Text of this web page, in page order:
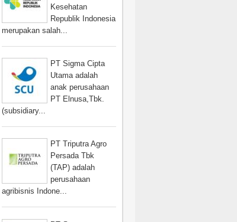
Kesehatan
Republik Indonesia
merupakan salah...
PT Sigma Cipta
Utama adalah
anak perusahaan
PT Elnusa,Tbk.
(subsidiary...
PT Triputra Agro
Persada Tbk
(TAP) adalah
perusahaan
agribisnis Indone...